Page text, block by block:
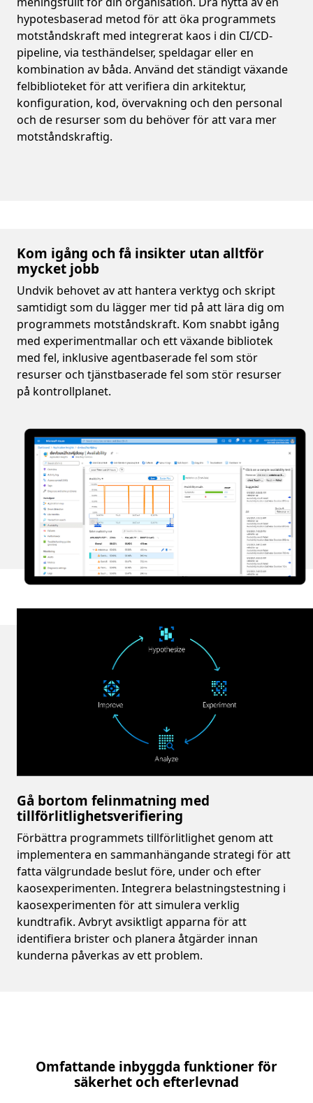
hypotesbaserad metod för att öka programmets
motståndskraft med integrerat kaos i din CI/CD-
pipeline, via testhändelser, speldagar eller en
kombination av båda. Använd det ständigt växande
felbiblioteket för att verifiera din arkitektur,
konfiguration, kod, övervakning och den personal
och de resurser som du behöver för att vara mer
motståndskraftig.
Kom igång och få insikter utan alltför
mycket jobb
Undvik behovet av att hantera verktyg och skript
samtidigt som du lägger mer tid på att lära dig om
programmets motståndskraft. Kom snabbt igång
med experimentmallar och ett växande bibliotek
med fel, inklusive agentbaserade fel som stör
resurser och tjänstbaserade fel som stör resurser
på kontrollplanet.
Gå bortom felinmatning med
tillförlitlighetsverifiering
Förbättra programmets tillförlitlighet genom att
implementera en sammanhängande strategi för att
fatta välgrundade beslut före, under och efter
kaosexperimenten. Integrera belastningstestning i
kaosexperimenten för att simulera verklig
kundtrafik. Avbryt avsiktligt apparna för att
identifiera brister och planera åtgärder innan
kunderna påverkas av ett problem.
Omfattande inbyggda funktioner för
säkerhet och efterlevnad